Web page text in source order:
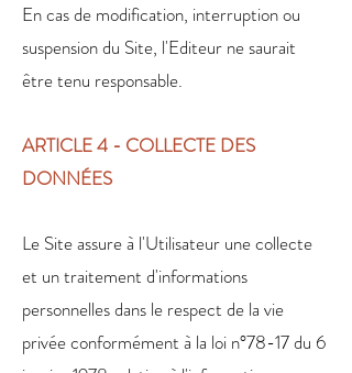
En cas de modification, interruption ou
suspension du Site, l'Editeur ne saurait
être tenu responsable.
ARTICLE 4 - COLLECTE DES
DONNÉES
Le Site assure à l'Utilisateur une collecte
et un traitement d'informations
personnelles dans le respect de la vie
privée conformément à la loi n°78-17 du 6